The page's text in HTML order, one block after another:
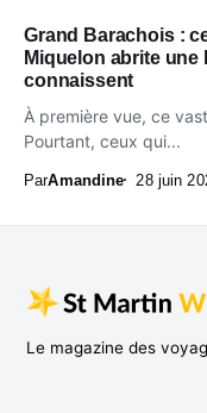
Grand Barachois :
Miquelon abrite
connaissent
À première vue, ce
Pourtant, ceux qui...
ParAmandine 28 juin
Le magazine des